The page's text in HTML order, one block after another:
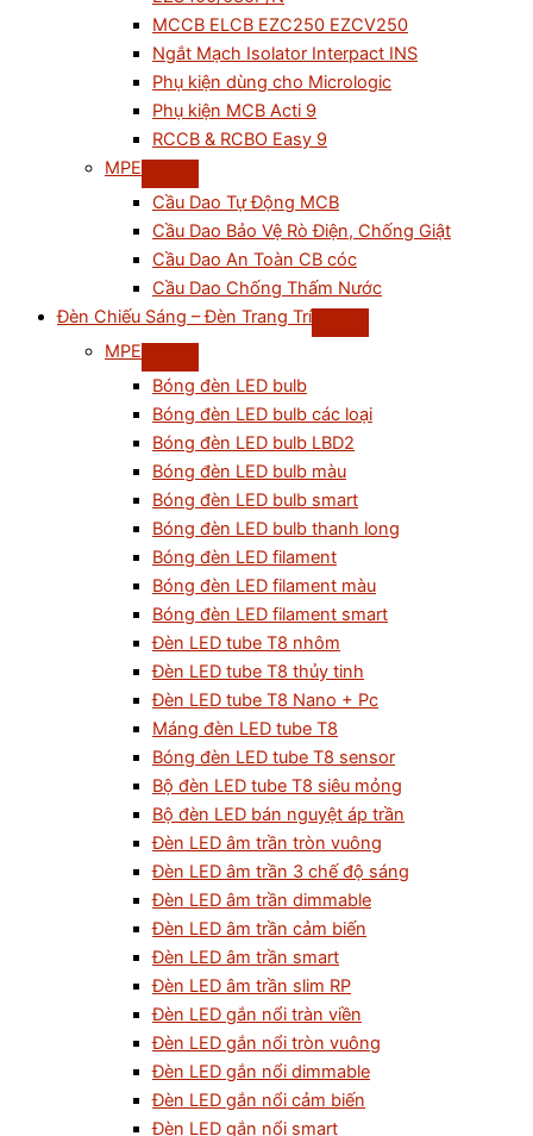
MCCB ELCB EZC250 EZCV250
Ngắt Mạch Isolator Interpact INS
Phụ kiện dùng cho Micrologic
Phụ kiện MCB Acti 9
RCCB & RCBO Easy 9
MPE
Cầu Dao Tự Động MCB
Cầu Dao Bảo Vệ Rò Điện, Chống Giật
Cầu Dao An Toàn CB cóc
Cầu Dao Chống Thấm Nước
Đèn Chiếu Sáng – Đèn Trang Trí
MPE
Bóng đèn LED bulb
Bóng đèn LED bulb các loại
Bóng đèn LED bulb LBD2
Bóng đèn LED bulb màu
Bóng đèn LED bulb smart
Bóng đèn LED bulb thanh long
Bóng đèn LED filament
Bóng đèn LED filament màu
Bóng đèn LED filament smart
Đèn LED tube T8 nhôm
Đèn LED tube T8 thủy tinh
Đèn LED tube T8 Nano + Pc
Máng đèn LED tube T8
Bóng đèn LED tube T8 sensor
Bộ đèn LED tube T8 siêu mỏng
Bộ đèn LED bán nguyệt áp trần
Đèn LED âm trần tròn vuông
Đèn LED âm trần 3 chế độ sáng
Đèn LED âm trần dimmable
Đèn LED âm trần cảm biến
Đèn LED âm trần smart
Đèn LED âm trần slim RP
Đèn LED gắn nổi tràn viền
Đèn LED gắn nổi tròn vuông
Đèn LED gắn nổi dimmable
Đèn LED gắn nổi cảm biến
Đèn LED gắn nổi smart